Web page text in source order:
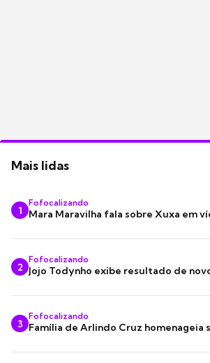
Mais lidas
1
Fofocalizando
Mara Maravilha fala sobre Xuxa em
2
Fofocalizando
Jojo Todynho exibe resultado de
3
Fofocalizando
Família de Arlindo Cruz homenageia